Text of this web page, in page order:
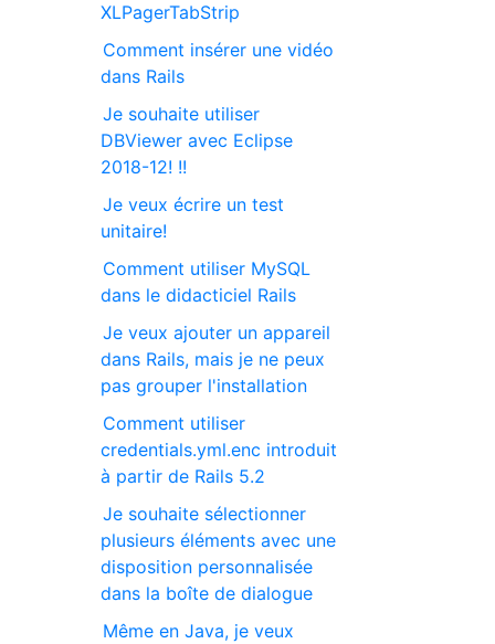
XLPagerTabStrip
Comment insérer une vidéo
dans Rails
Je souhaite utiliser
DBViewer avec Eclipse
2018-12! !!
Je veux écrire un test
unitaire!
Comment utiliser MySQL
dans le didacticiel Rails
Je veux ajouter un appareil
dans Rails, mais je ne peux
pas grouper l'installation
Comment utiliser
credentials.yml.enc introduit
à partir de Rails 5.2
Je souhaite sélectionner
plusieurs éléments avec une
disposition personnalisée
dans la boîte de dialogue
Même en Java, je veux